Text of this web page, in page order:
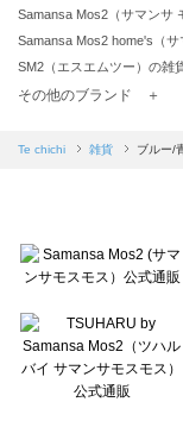
Samansa Mos2（サマンサ
Samansa Mos2 home's（
SM2（エスエムツー）の雑
TSUHARU by Samansa
Samansa Mos2 blue（サマ
sō4ū（ソウフォーユー）の
Te chichi（テチチ）の雑貨
Te chichi CLASSIC（テチ
Lugnoncure（ルノンキュ
BETTY'S BLUE（べティー
Wpc.（ワールドパーティー
その他のブランド ＋
Te chichi 雑貨 ブルー/